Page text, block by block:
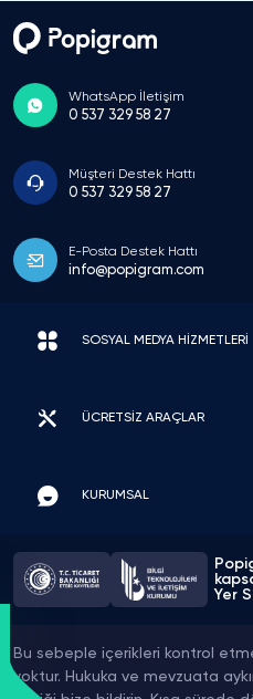
WhatsApp İletişim
0 537 329 58 27
Müşteri Destek Hattı
0 537 329 58 27
E-Posta Destek Hattı
info@popigram.com
SOSYAL MEDYA HİZMETLERİ
ÜCRETSİZ ARAÇLAR
KURUMSAL
Yer
Bu sebeple içerikleri kontrol
yoktur. Hukuka ve mevzuata